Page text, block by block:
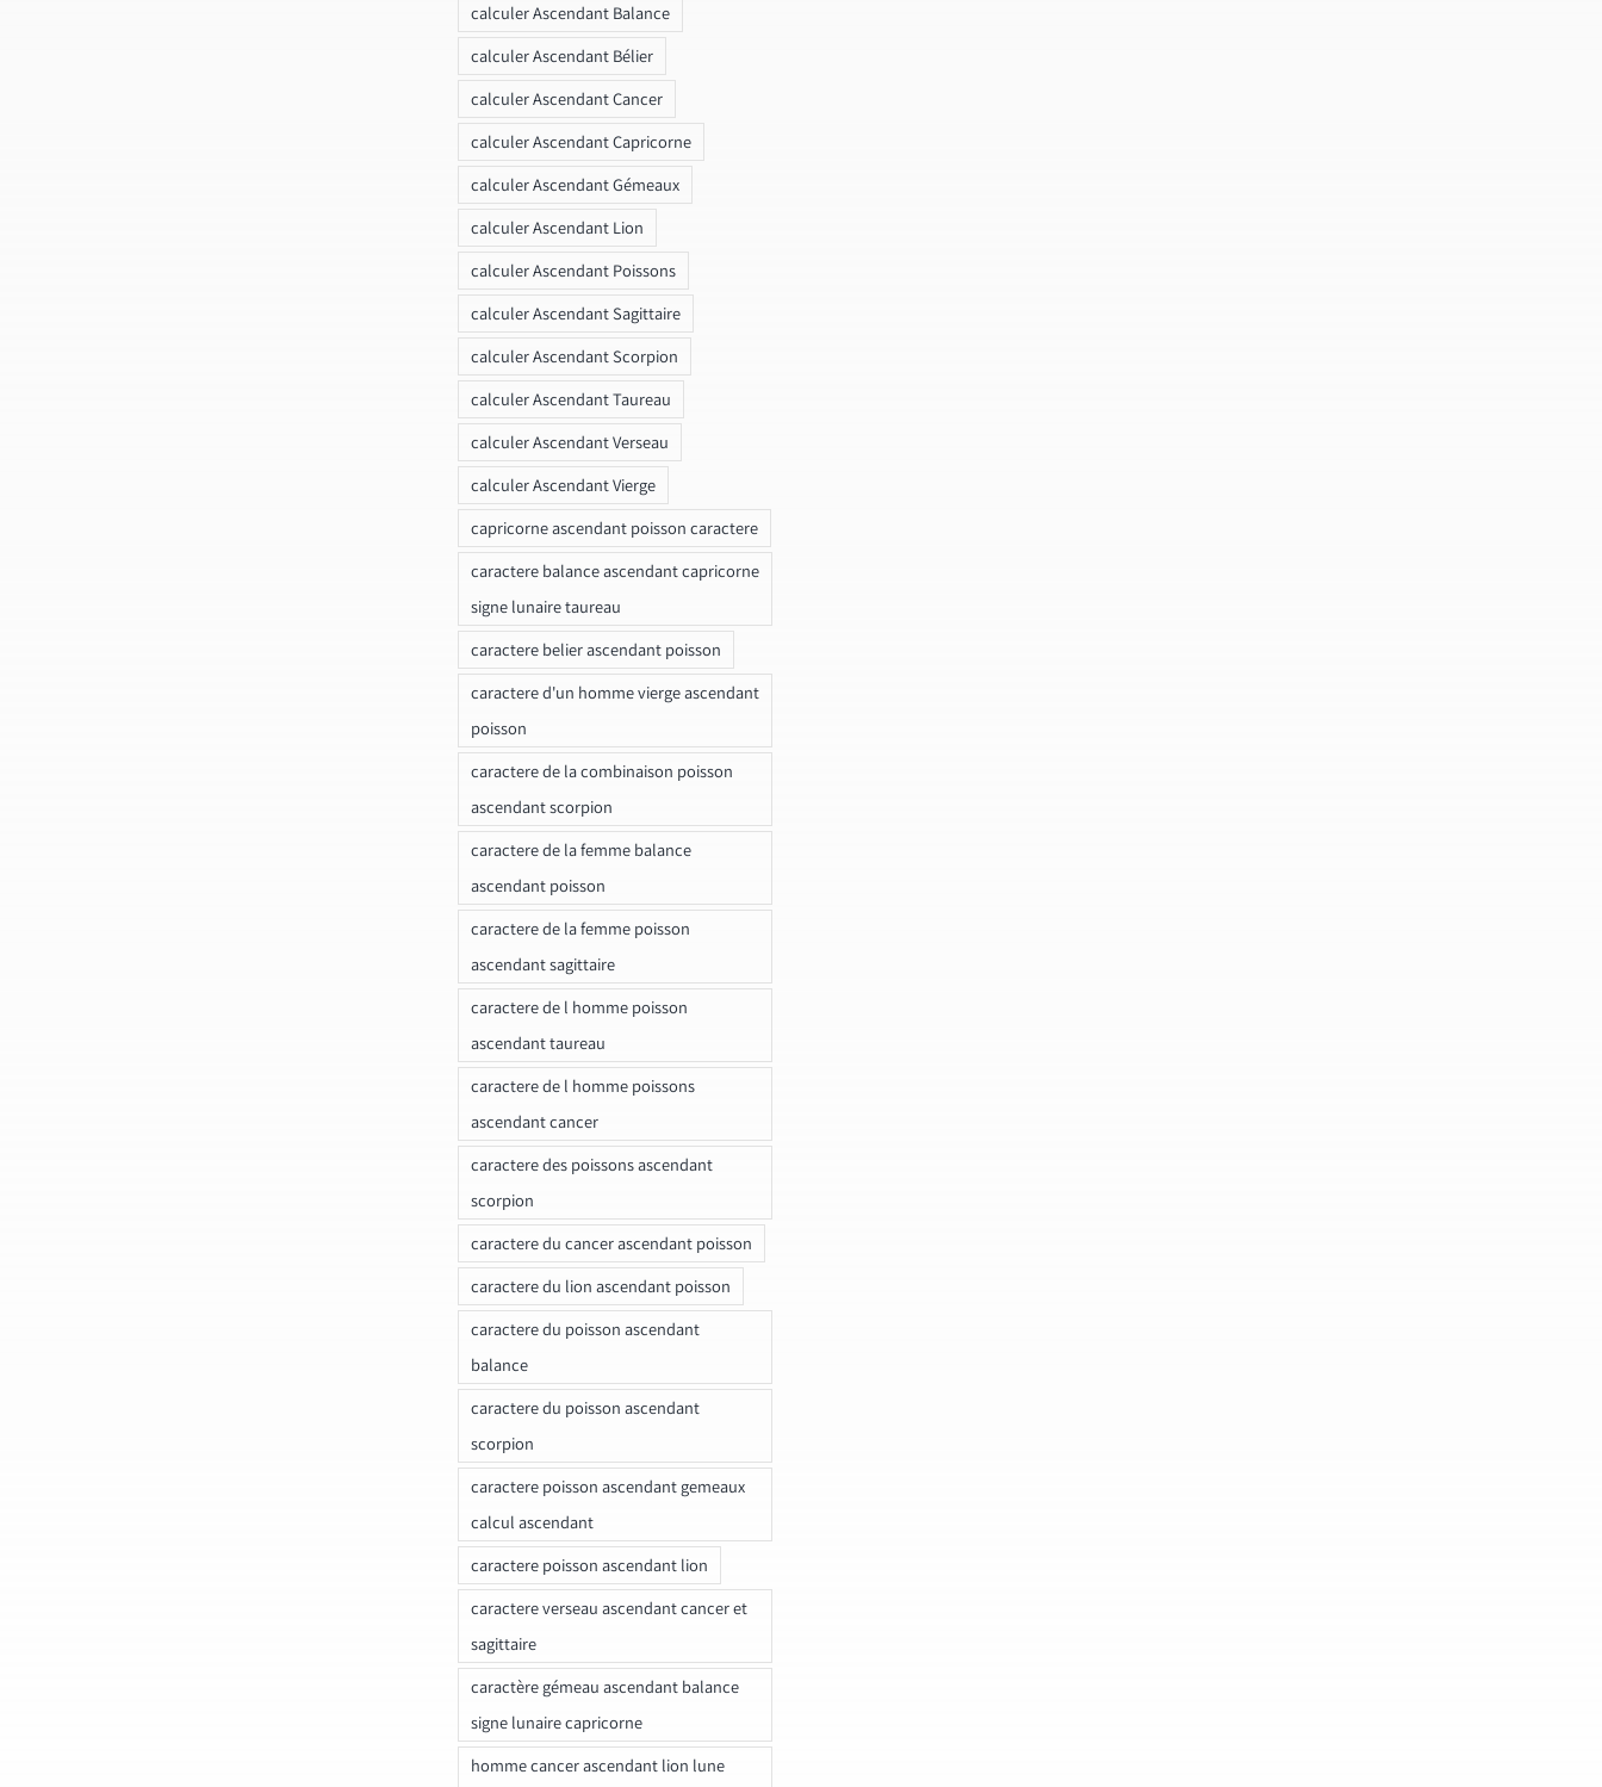
calculer Ascendant Balance
calculer Ascendant Bélier
calculer Ascendant Cancer
calculer Ascendant Capricorne
calculer Ascendant Gémeaux
calculer Ascendant Lion
calculer Ascendant Poissons
calculer Ascendant Sagittaire
calculer Ascendant Scorpion
calculer Ascendant Taureau
calculer Ascendant Verseau
calculer Ascendant Vierge
capricorne ascendant poisson caractere
caractere balance ascendant capricorne
signe lunaire taureau
caractere belier ascendant poisson
caractere d'un homme vierge ascendant
poisson
caractere de la combinaison poisson
ascendant scorpion
caractere de la femme balance
ascendant poisson
caractere de la femme poisson
ascendant sagittaire
caractere de l homme poisson
ascendant taureau
caractere de l homme poissons
ascendant cancer
caractere des poissons ascendant
scorpion
caractere du cancer ascendant poisson
caractere du lion ascendant poisson
caractere du poisson ascendant
balance
caractere du poisson ascendant
scorpion
caractere poisson ascendant gemeaux
calcul ascendant
caractere poisson ascendant lion
caractere verseau ascendant cancer et
sagittaire
caractère gémeau ascendant balance
signe lunaire capricorne
homme cancer ascendant lion lune